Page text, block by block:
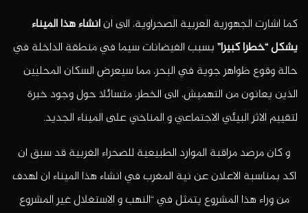
كما اشارت الجهورية العربية الصحراوية، الى انانشاء هذا الميناء
يشكل “خطرا كبيرا”بسبب الفيضانات سيما في منطقة الداخلة في
حالة وقوع ظواهر جوية في البحر، مما سيعرض السكان المحليين
الذين يعانون من التهميش، الى الخطر، متسائلا حول وجود خبرة
لتقييم الاثر البيئي الاجتماعي و المناخي على الميناء الجديد.
و كان مرصد مراقبة الموارد الطبيعية للصحراء الغربية قد سبق ان
اكد بمناسبة الاعلان عن نية المغرب في انشاء هذا الميناء ان لهدف
من وراء هذا المشروع يتمثل في “النهب و الاستغلال غير المشروع